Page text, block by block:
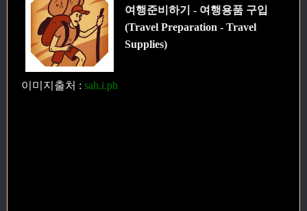
이미지출처 : sah.i.ph
여행준비하기 - 여행용품 구입
(Travel Preparation - Travel
Supplies)